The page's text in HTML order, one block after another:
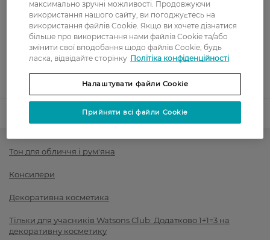
Оплата
Оплата карткою
Післяоплата
Показати більше
Тон для обличчя і рум'яна
Консилери
Декоративна косметика
Тільки для учасників Watsons Club: Додатково 1+1=3 на
декоративну косметику
максимально зручні можливості. Продовжуючи
використання нашого сайту, ви погоджуєтесь на
використання файлів Cookie. Якщо ви хочете дізнатися
більше про використання нами файлів Cookie та/або
змінити свої вподобання щодо файлів Cookie, будь
ласка, відвідайте сторінку Політіка конфіденційності
Налаштувати файли Cookie
Прийняти всі файли Cookie